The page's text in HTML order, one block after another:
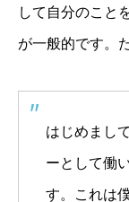
して自分のこと
が一般的です。
はじめまし
ーとして働
す。これは